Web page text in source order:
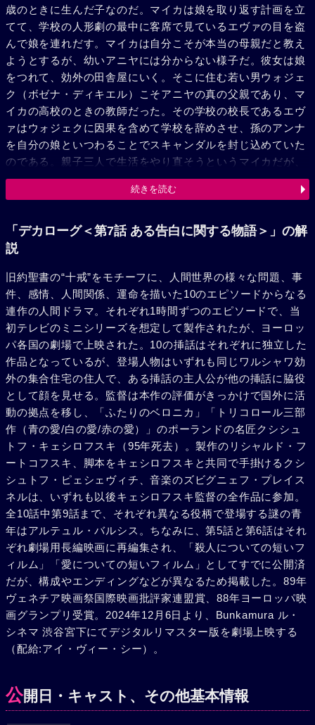
歳のときに生んだ子なのだ。マイカは娘を取り返す計画を立
てて、学校の人形劇の最中に客席で見ているエヴァの目を盗
んで娘を連れだす。マイカは自分こそが本当の母親だと教え
ようとするが、幼いアニヤには分からない様子だ。彼女は娘
をつれて、効外の田舎屋にいく。そこに住む若い男ウォジェ
ク（ボゼナ・ディキエル）こそアニヤの真の父親であり、マ
イカの高校のときの教師だった。その学校の校長であるエヴ
ァはウォジェクに因果を含めて学校を辞めさせ、孫のアンナ
を自分の娘といつわることでスキャンダルを封じ込めていた
のである。親子三人で生活をやり直そうというマイカだが、
ウォジェクは乗り気ではない。マイカは母に電話をしたいと
いうが、ウォジェクはうちには電話がないといい、彼女は離
述べて、これからは親子で遠くに行く、もう母の干渉は受け
ないと告げる。だがそのあいだにウォジェクはことの次第を
で報告していた。マイカはアンナを連れてウォジェクの家を
抜け出し、カナダに旅立つための始発列車に乗るため駅に向
かう。だが朝、ウォジェクの通報を受けたエヴァとステファ
ンも駅に来た。アニヤは自分が母だと思っているエヴァの元
に行き、マイカはひとり旅立つのだった。
続きを読む
「デカローグ＜第7話 ある告白に関する物語＞」の解
説
旧約聖書の“十戒”をモチーフに、人間世界の様々な問題、事
件、感情、人間関係、運命を描いた10のエピソードからなる
連作の人間ドラマ。それぞれ1時間ずつのエピソードで、当
初テレビのミニシリーズを想定して製作されたが、ヨーロッ
パ各国の劇場で上映された。10の挿話はそれぞれに独立した
作品となっているが、登場人物はいずれも同じワルシャワ効
外の集合住宅の住人で、ある挿話の主人公が他の挿話に脇役
として顔を見せる。監督は本作の評価がきっかけで国外に活
動の拠点を移し、「ふたりのベロニカ」「トリコロール三部
作（青の愛/白の愛/赤の愛）」のポーランドの名匠クシシュ
トフ・キェシロフスキ（95年死去）。製作のリシャルド・フ
ートコフスキ、脚本をキェシロフスキと共同で手掛けるクシ
シュトフ・ピェシェヴィチ、音楽のズビグニェフ・プレイス
ネルは、いずれも以後キェシロフスキ監督の全作品に参加。
全10話中第9話まで、それぞれ異なる役柄で登場する謎の青
年はアルテュル・バルシス。ちなみに、第5話と第6話はそれ
ぞれ劇場用長編映画に再編集され、「殺人についての短いフ
ィルム」「愛についての短いフィルム」としてすでに公開済
だが、構成やエンディングなどが異なるため掲載した。89年
ヴェネチア映画祭国際映画批評家連盟賞、88年ヨーロッパ映
画グランプリ受賞。2024年12月6日より、Bunkamura ル・
シネマ 渋谷宮下にてデジタルリマスター版を劇場上映する
（配給:アイ・ヴィー・シー）。
公開日・キャスト、その他基本情報